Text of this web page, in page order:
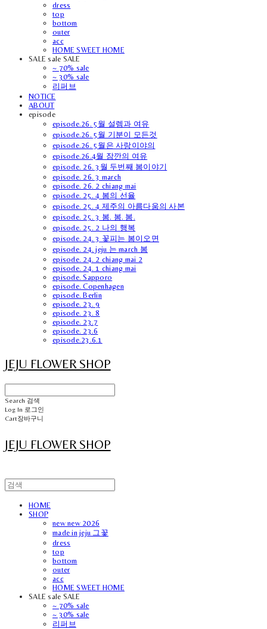
dress
top
bottom
outer
acc
HOME SWEET HOME
SALE sale SALE
~ 70% sale
~ 30% sale
리퍼브
NOTICE
ABOUT
episode
episode.26. 5월 설렘과 여유
episode.26. 5월 기분이 모든것
episode.26. 5월은 사랑이야의
episode.26.4월 잠깐의 여유
episode. 26. 3월 두번째 봄이야기
episode. 26. 3 march
episode. 26. 2 chiang mai
episode. 25. 4 봄의 선율
episode. 25. 4 제주의 아름다움의 사본
episode. 25. 3 봄. 봄. 봄.
episode. 25. 2 나의 행복
episode. 24. 3 꽃피는 봄이오면
episode. 24. jeju 는 march 봄
episode. 24. 2 chiang mai 2
episode. 24. 1 chiang mai
episode. Sapporo
episode. Copenhagen
episode. Berlin
episode. 23. 9
episode. 23. 8
episode. 23.7
episode. 23.6
episode.23.6.1
JEJU FLOWER SHOP
Search 검색
Log In 로그인
Cart장바구니
JEJU FLOWER SHOP
HOME
SHOP
new new 2026
made in jeju 그꽃
dress
top
bottom
outer
acc
HOME SWEET HOME
SALE sale SALE
~ 70% sale
~ 30% sale
리퍼브